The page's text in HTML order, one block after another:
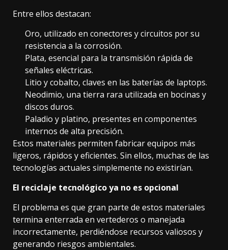
Entre ellos destacan:
Oro, utilizado en conectores y circuitos por su
resistencia a la corrosión.
Plata, esencial para la transmisión rápida de
señales eléctricas.
Litio y cobalto, claves en las baterías de laptops.
Neodimio, una tierra rara utilizada en bocinas y
discos duros.
Paladio y platino, presentes en componentes
internos de alta precisión.
Estos materiales permiten fabricar equipos más
ligeros, rápidos y eficientes. Sin ellos, muchas de las
tecnologías actuales simplemente no existirían.
El reciclaje tecnológico ya no es opcional
El problema es que gran parte de estos materiales
termina enterrada en vertederos o manejada
incorrectamente, perdiéndose recursos valiosos y
generando riesgos ambientales.